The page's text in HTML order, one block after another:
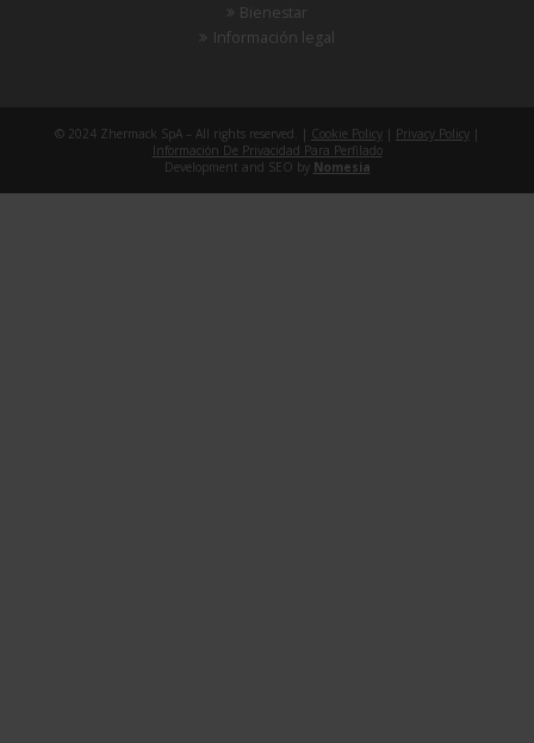
Bienestar
Información legal
© 2024 Zhermack SpA – All rights reserved. | Cookie Policy | Privacy Policy |
Información De Privacidad Para Perfilado
Development and SEO by Nomesia